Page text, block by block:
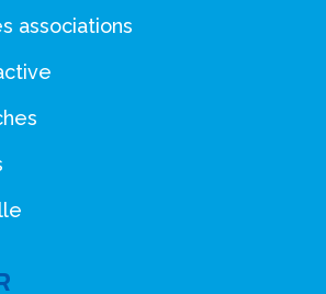
associations